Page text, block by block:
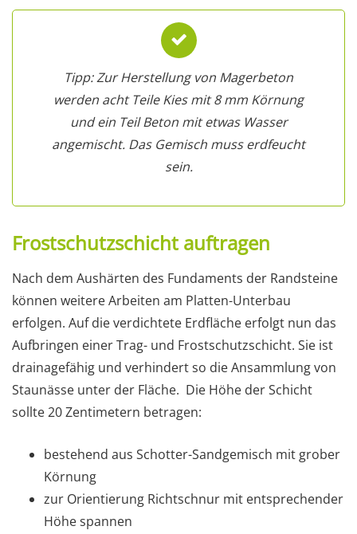
Tipp: Zur Herstellung von Magerbeton
werden acht Teile Kies mit 8 mm Körnung
und ein Teil Beton mit etwas Wasser
angemischt. Das Gemisch muss erdfeucht
sein.
Frostschutzschicht auftragen
Nach dem Aushärten des Fundaments der Randsteine
können weitere Arbeiten am Platten-Unterbau
erfolgen. Auf die verdichtete Erdfläche erfolgt nun das
Aufbringen einer Trag- und Frostschutzschicht. Sie ist
drainagefähig und verhindert so die Ansammlung von
Staunässe unter der Fläche. Die Höhe der Schicht
sollte 20 Zentimetern betragen:
bestehend aus Schotter-Sandgemisch mit grober
Körnung
zur Orientierung Richtschnur mit entsprechender
Höhe spannen